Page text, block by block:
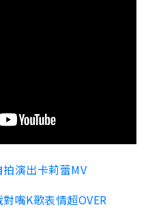
演出卡莉蕾MV
嘴K歌表情超OVER